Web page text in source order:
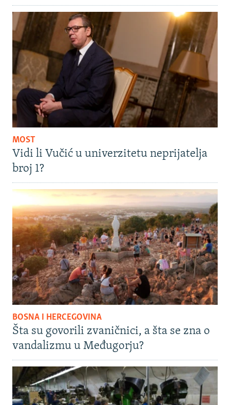
MOST
Vidi li Vučić u univerzitetu neprijatelja
broj 1?
BOSNA I HERCEGOVINA
Šta su govorili zvaničnici, a šta se zna o
vandalizmu u Međugorju?